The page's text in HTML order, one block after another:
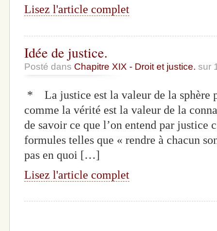
Lisez l'article complet
Idée de justice.
Posté dans Chapitre XIX - Droit et justice. sur
* La justice est la valeur de la sphère
comme la vérité est la valeur de la
de savoir ce que l’on entend par justice
formules telles que « rendre à chacun
pas en quoi […]
Lisez l'article complet